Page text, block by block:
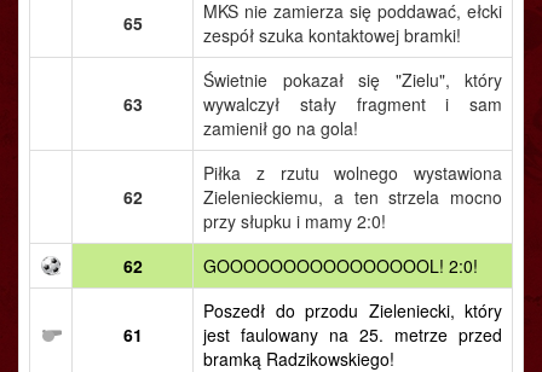
65
MKS nie zamierza się poddawać, ełcki
zespół szuka kontaktowej bramki!
63
Świetnie pokazał się "Zielu", który
wywalczył stały fragment i sam
zamienił go na gola!
62
Piłka z rzutu wolnego wystawiona
Zielenieckiemu, a ten strzela mocno
przy słupku i mamy 2:0!
62
GOOOOOOOOOOOOOOOOL! 2:0!
61
Poszedł do przodu Zieleniecki, który
jest faulowany na 25. metrze przed
bramką Radzikowskiego!